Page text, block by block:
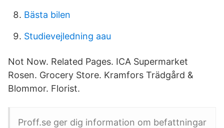
Bästa bilen
Studievejledning aau
Not Now. Related Pages. ICA Supermarket
Rosen. Grocery Store. Kramfors Trädgård &
Blommor. Florist.
Proff.se ger dig information om befattningar